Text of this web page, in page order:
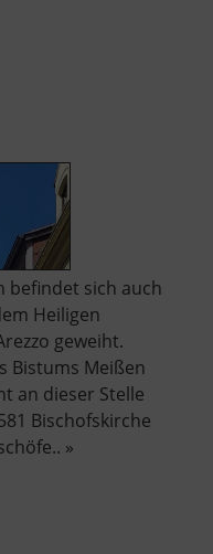
befindet sich auch
Heiligen
geweiht.
Bistums Meißen
an dieser Stelle
Bischofskirche
»